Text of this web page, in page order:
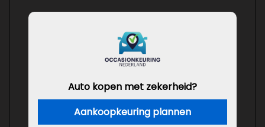
Auto kopen met zekerheid?
Aankoopkeuring plannen